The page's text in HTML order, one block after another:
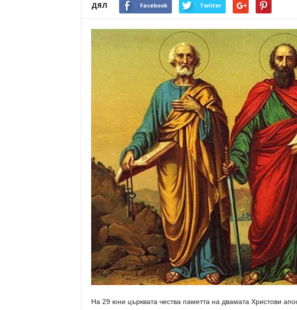
ДЯЛ Facebook Twitter
На 29 юни църквата чества паметта на двамата Христови